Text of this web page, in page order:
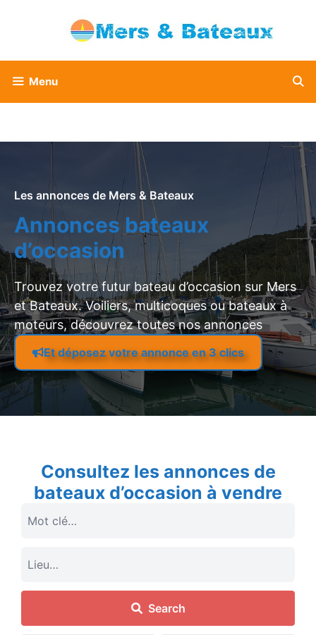
Menu
Les annonces de Mers & Bateaux
Annonces bateaux
d’occasion
Trouvez votre futur bateau d’occasion sur Mers
et Bateaux. Voiliers, multicoques ou bateaux à
moteurs, découvrez toutes nos annonces
Et déposez votre annonce en 3 clics
Consultez les annonces de
bateaux d’occasion à vendre
Search